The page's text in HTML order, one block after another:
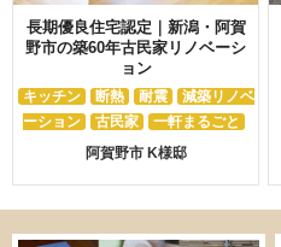
長期優良住宅認定｜新潟・阿賀
野市の築60年古民家リノベーシ
ョン
キッチン 断熱 耐震
減築リノベ
ーション
古民家
一軒まるごと
阿賀野市 K様邸